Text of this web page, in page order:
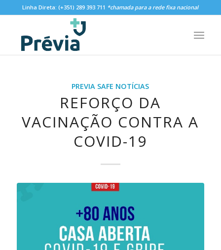
Linha Direta:(+351) 289 393 711 *chamada para a rede fixa nacional
PREVIA SAFE NOTÍCIAS
REFORÇO DA
VACINAÇÃO CONTRA A
COVID-19